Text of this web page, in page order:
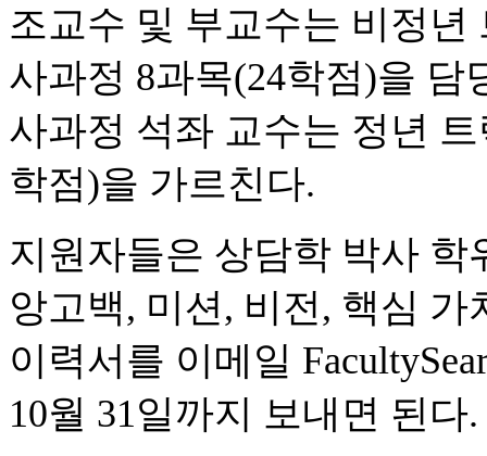
조교수 및 부교수는 비정
사과정 8과목(24학점)을
사과정 석좌 교수는 정년
학점)을 가르친다.
지원자들은 상담학 박사
앙고백, 미션, 비전, 핵심
이력서를 이메일
10월 31일까지 보내면 된다.